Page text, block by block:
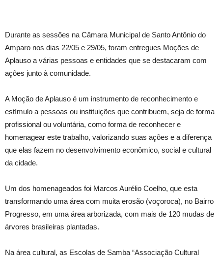
Durante as sessões na Câmara Municipal de Santo Antônio do
Amparo nos dias 22/05 e 29/05, foram entregues Moções de
Aplauso a várias pessoas e entidades que se destacaram com
ações junto à comunidade.
A Moção de Aplauso é um instrumento de reconhecimento e
estímulo a pessoas ou instituições que contribuem, seja de forma
profissional ou voluntária, como forma de reconhecer e
homenagear este trabalho, valorizando suas ações e a diferença
que elas fazem no desenvolvimento econômico, social e cultural
da cidade.
Um dos homenageados foi Marcos Aurélio Coelho, que esta
transformando uma área com muita erosão (voçoroca), no Bairro
Progresso, em uma área arborizada, com mais de 120 mudas de
árvores brasileiras plantadas.
Na área cultural, as Escolas de Samba “Associação Cultural